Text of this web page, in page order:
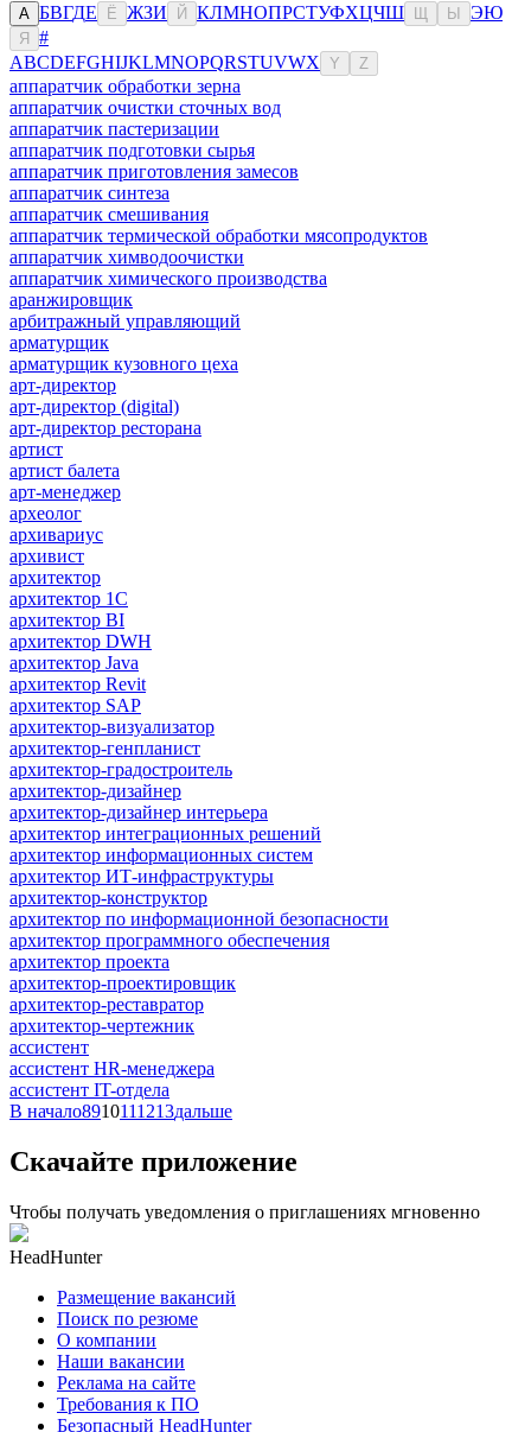
А БВГДЕ Ё ЖЗИ Й КЛМНОПРСТУФХЦЧШ Ы ЭЮ
Я
#
ABCDEFGHIJKLMNOPQRSTUVWX Y Z
аппаратчик обработки зерна
аппаратчик очистки сточных вод
аппаратчик пастеризации
аппаратчик подготовки сырья
аппаратчик приготовления замесов
аппаратчик синтеза
аппаратчик смешивания
аппаратчик термической обработки мясопродуктов
аппаратчик химводоочистки
аппаратчик химического производства
аранжировщик
арбитражный управляющий
арматурщик
арматурщик кузовного цеха
арт-директор
арт-директор (digital)
арт-директор ресторана
артист
артист балета
арт-менеджер
археолог
архивариус
архивист
архитектор
архитектор 1С
архитектор BI
архитектор DWH
архитектор Java
архитектор Revit
архитектор SAP
архитектор-визуализатор
архитектор-генпланист
архитектор-градостроитель
архитектор-дизайнер
архитектор-дизайнер интерьера
архитектор интеграционных решений
архитектор информационных систем
архитектор ИТ-инфраструктуры
архитектор-конструктор
архитектор по информационной безопасности
архитектор программного обеспечения
архитектор проекта
архитектор-проектировщик
архитектор-реставратор
архитектор-чертежник
ассистент
ассистент HR-менеджера
ассистент IT-отдела
В начало8910111213дальше
Скачайте приложение
Чтобы получать уведомления о приглашениях мгновенно
HeadHunter
Размещение вакансий
Поиск по резюме
О компании
Наши вакансии
Реклама на сайте
Требования к ПО
Безопасный HeadHunter